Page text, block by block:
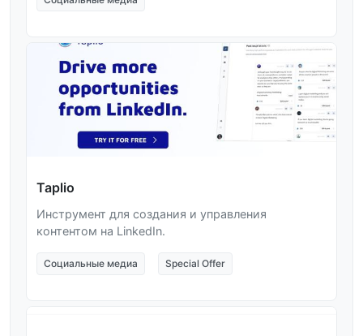
Taplio
Инструмент для создания и управления
контентом на LinkedIn.
Социальные медиа Special Offer